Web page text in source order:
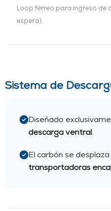
Loop férreo para ingreso de
espera).
Sistema de
Diseñado
descarga ventral.
El carbón se
transportadoras